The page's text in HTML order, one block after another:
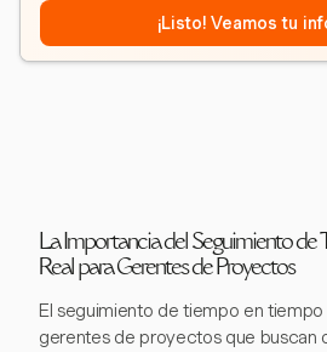
¡Listo! Veamos tu
La Importancia del Seguimiento de
Real para Gerentes de Proyectos
El seguimiento de tiempo en
gerentes de proyectos que buscan